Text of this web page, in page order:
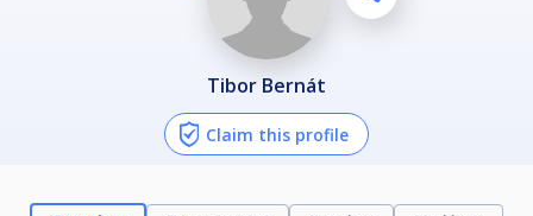
Tibor Bernát
Claim this profile